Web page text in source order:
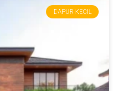
DAPUR KECIL